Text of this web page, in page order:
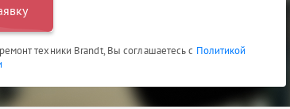
техники Brandt, Вы соглашаетесь с Политикой